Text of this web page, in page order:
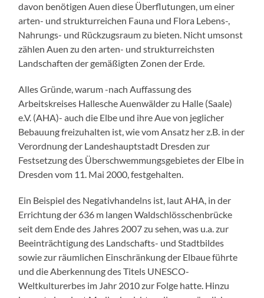
davon benötigen Auen diese Überflutungen, um einer
arten- und strukturreichen Fauna und Flora Lebens-,
Nahrungs- und Rückzugsraum zu bieten. Nicht umsonst
zählen Auen zu den arten- und strukturreichsten
Landschaften der gemäßigten Zonen der Erde.
Alles Gründe, warum -nach Auffassung des
Arbeitskreises Hallesche Auenwälder zu Halle (Saale)
e.V. (AHA)- auch die Elbe und ihre Aue von jeglicher
Bebauung freizuhalten ist, wie vom Ansatz her z.B. in der
Verordnung der Landeshauptstadt Dresden zur
Festsetzung des Überschwemmungsgebietes der Elbe in
Dresden vom 11. Mai 2000, festgehalten.
Ein Beispiel des Negativhandelns ist, laut AHA, in der
Errichtung der 636 m langen Waldschlösschenbrücke
seit dem Ende des Jahres 2007 zu sehen, was u.a. zur
Beeinträchtigung des Landschafts- und Stadtbildes
sowie zur räumlichen Einschränkung der Elbaue führte
und die Aberkennung des Titels UNESCO-
Weltkulturerbes im Jahr 2010 zur Folge hatte. Hinzu